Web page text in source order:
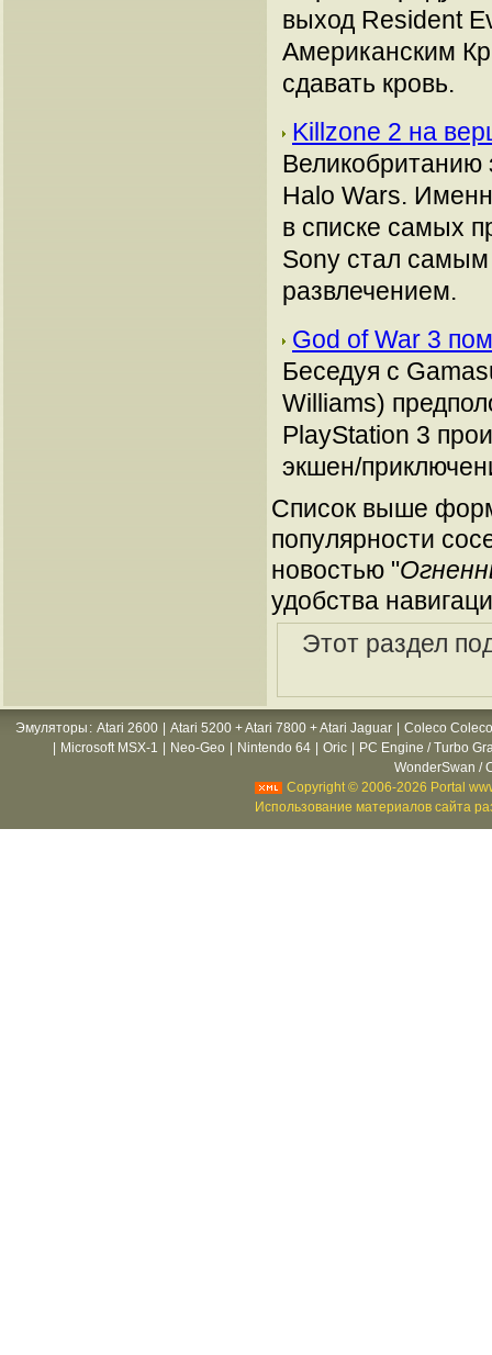
выход Resident
Американским
сдавать кровь.
Killzone 2 на
Великобританию
Halo Wars.
в списке самых
Sony стал
развлечением.
God of War 3
Беседуя с
Williams)
PlayStation 3
экшен/
Список выше
популярности
новостью "
удобства
Этот раздел
Эмуляторы : Atari 2600 Atari 5200 + Atari 7800 + Atari Jaguar
Coleco
Microsoft MSX-1 Neo-Geo Nintendo 64 Oric
PC Engine / Turbo
WonderSwan /
Copyright © 2006-2026 Portal
Использование материалов сайта